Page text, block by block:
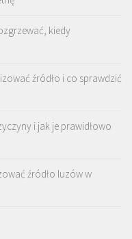
kiedy
źródło i co sprawdzić
i jak je prawidłowo
źródło luzów w